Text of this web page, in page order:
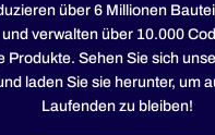
über 6 Millionen
und verwalten über 10.000
Produkte. Sehen Sie sich
laden Sie sie herunter, um
Laufenden zu bleiben!